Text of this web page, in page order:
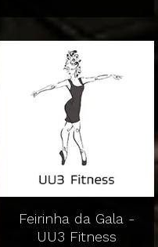
Feirinha da Gala -
UU3 Fitness